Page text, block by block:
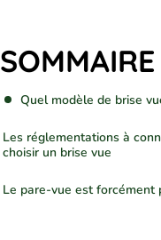
SOMMAIRE
Quel modèle de brise
Les réglementations à
choisir un brise vue
Le pare-vue est forcément